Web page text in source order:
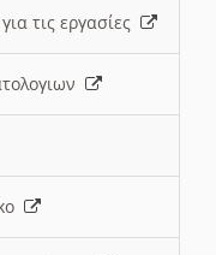
τις εργασίες